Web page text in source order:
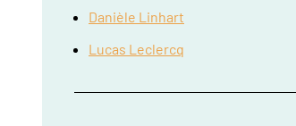
Danièle Linhart
Lucas Leclercq